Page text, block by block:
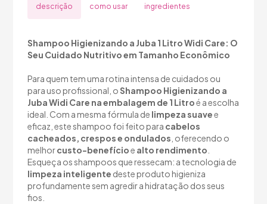
descrição como usar ingredientes
Shampoo Higienizando a Juba 1 Litro Widi Care: O
Seu Cuidado Nutritivo em Tamanho Econômico
Para quem tem uma rotina intensa de cuidados ou
para uso profissional, oShampoo Higienizando a
Juba Widi Care na embalagem de 1 Litroé a escolha
ideal. Com a mesma fórmula de limpeza suavee
eficaz, este shampoo foi feito para cabelos
cacheados, crespos e ondulados , oferecendo o
melhorcusto-benefícioe alto rendimento
Esqueça os shampoos que ressecam: a tecnologia de
limpeza inteligente deste produto higieniza
profundamente sem agredir a hidratação dos seus
fios.